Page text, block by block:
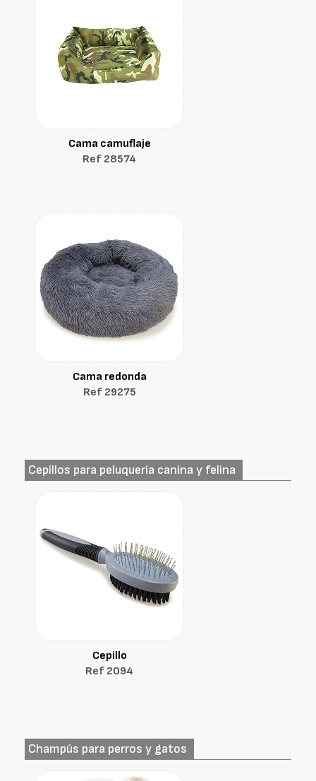
Cama camuflaje
Ref 28574
Cama redonda
Ref 29275
Cepillos para peluquería canina y felina
Cepillo
Ref 2094
Champús para perros y gatos